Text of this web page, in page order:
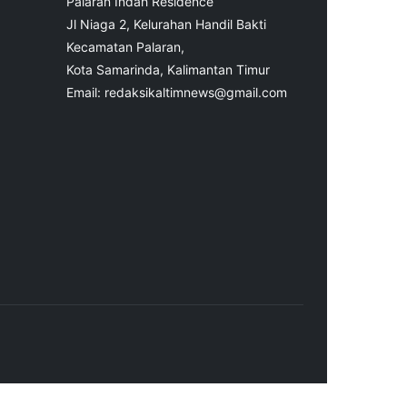
Jl Niaga 2, Kelurahan Handil Bakti
Kecamatan Palaran,
Kota Samarinda, Kalimantan Timur
Email: redaksikaltimnews@gmail.com